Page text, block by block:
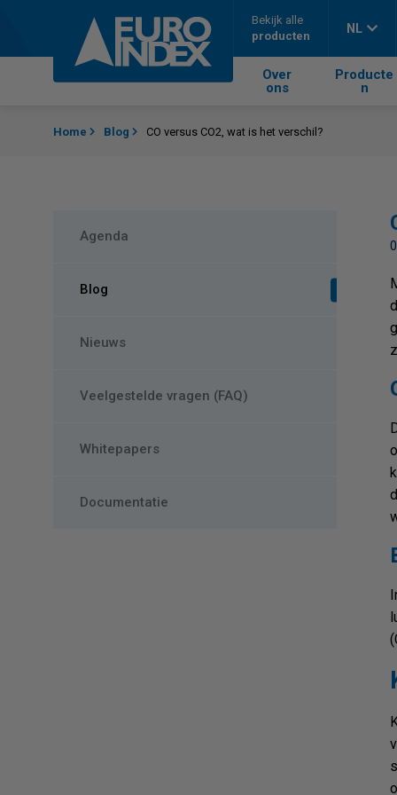
Bekijk alle
producten
NL
Over
ons
Producte
n
Home Blog CO versus CO2, wat is het verschil?
Agenda
Blog
Nieuws
Veelgestelde vragen (FAQ)
Whitepapers
Documentatie